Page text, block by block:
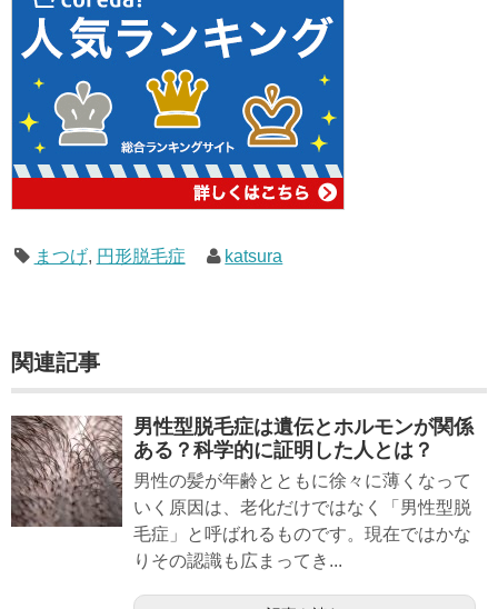
まつげ, 円形脱毛症 katsura
関連記事
男性型脱毛症は遺伝とホルモンが関係
ある？科学的に証明した人とは？
男性の髪が年齢とともに徐々に薄くなって
いく原因は、老化だけではなく「男性型脱
毛症」と呼ばれるものです。現在ではかな
りその認識も広まってき...